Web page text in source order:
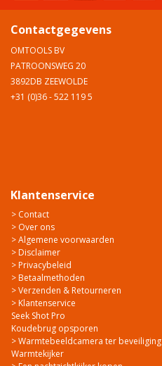
Contactgegevens
OMTOOLS BV
PATROONSWEG 20
3892DB ZEEWOLDE
+31 (0)36 - 522 119 5
Klantenservice
> Contact
> Over ons
> Algemene voorwaarden
> Disclaimer
> Privacybeleid
> Betaalmethoden
> Verzenden & Retourneren
> Klantenservice
Seek Shot Pro
Koudebrug opsporen
> Warmtebeeldcamera ter beveiliging
Warmtekijker